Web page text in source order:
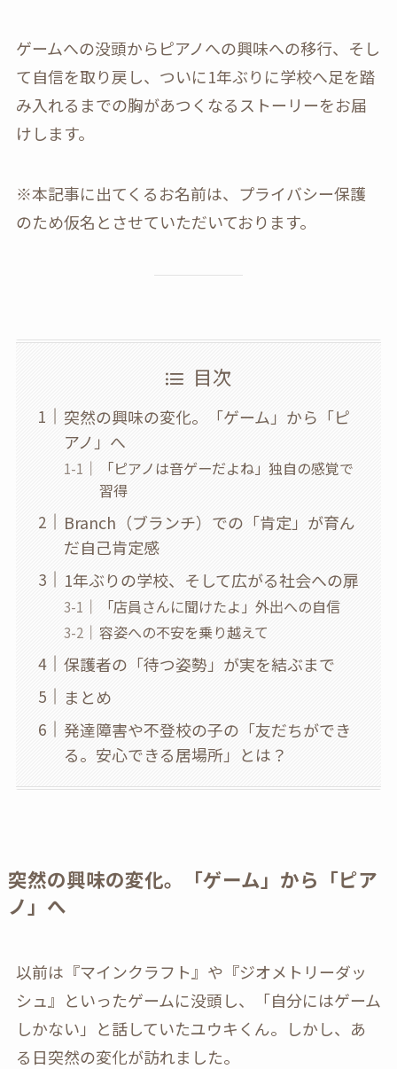
ゲームへの没頭からピアノへの興味への移行、そし
て自信を取り戻し、ついに1年ぶりに学校へ足を踏
み入れるまでの胸があつくなるストーリーをお届
けします。
※本記事に出てくるお名前は、プライバシー保護
のため仮名とさせていただいております。
目次
突然の興味の変化。「ゲーム」から「ピ
アノ」へ
「ピアノは音ゲーだよね」独自の感覚で
習得
Branch（ブランチ）での「肯定」が育ん
だ自己肯定感
1年ぶりの学校、そして広がる社会への扉
「店員さんに聞けたよ」外出への自信
容姿への不安を乗り越えて
保護者の「待つ姿勢」が実を結ぶまで
まとめ
発達障害や不登校の子の「友だちができ
る。安心できる居場所」とは？
突然の興味の変化。「ゲーム」から「ピア
ノ」へ
以前は『マインクラフト』や『ジオメトリーダッ
シュ』といったゲームに没頭し、「自分にはゲーム
しかない」と話していたユウキくん。しかし、あ
る日突然の変化が訪れました。